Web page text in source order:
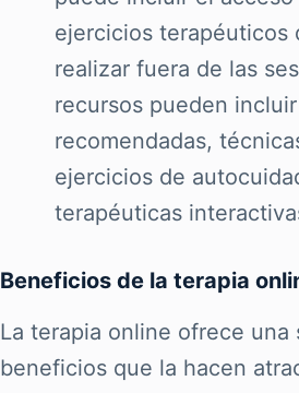
ejercicios terapéuticos
realizar fuera de las
recursos pueden
recomendadas,
ejercicios de
terapéuticas
Beneficios de la terapia
La terapia online ofrece una
beneficios que la hacen